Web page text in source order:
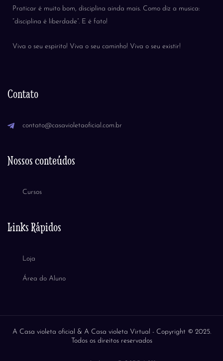
Praticar é muito bom, disciplina ainda mais. Como diz a musica:
“disciplina é liberdade”. E é fato!
Viva o seu espirito! Viva o seu caminho! Viva o seu existir!
Contato
contato@casavioletaoficial.com.br
Nossos conteúdos
Cursos
Links Rápidos
Loja
Área do Aluno
A Casa violeta oficial & A Casa violeta Virtual - Copyright © 2025.
Todos os direitos reservados